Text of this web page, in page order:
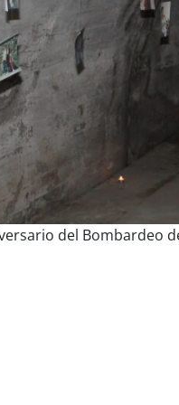
del Bombardeo